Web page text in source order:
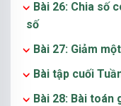
Bài 26: Chia số
số
Bài 27: Giảm
Bài tập cuối
Bài 28: Bài toán